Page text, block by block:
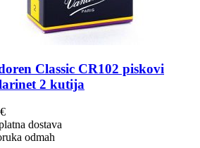
Classic CR102 piskovi
2 kutija
€
dostava
odmah